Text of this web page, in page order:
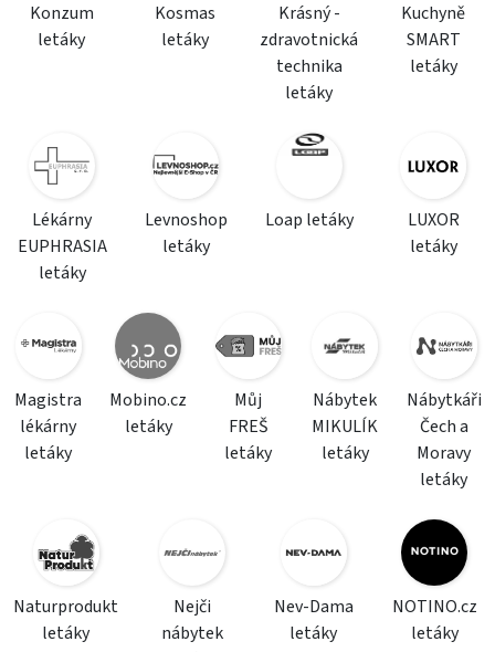
Konzum
letáky
Kosmas
letáky
Krásný -
zdravotnická
technika
letáky
Kuchyně
SMART
letáky
Lékárny
EUPHRASIA
letáky
Levnoshop
letáky
Loap letáky
LUXOR
letáky
Magistra
lékárny
letáky
Mobino.cz
letáky
Můj
FREŠ
letáky
Nábytek
MIKULÍK
letáky
Nábytkáři
Čech a
Moravy
letáky
Naturprodukt
letáky
Nejči
nábytek
Nev-Dama
letáky
NOTINO.cz
letáky